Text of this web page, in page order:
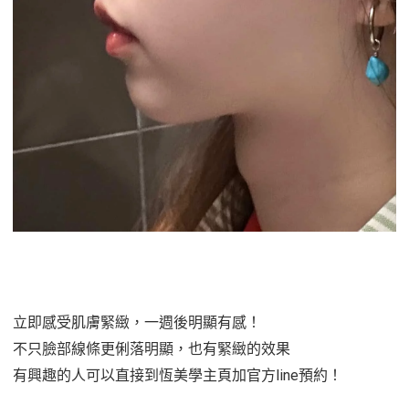
立即感受肌膚緊緻，一週後明顯有感！
不只臉部線條更俐落明顯，也有緊緻的效果
有興趣的人可以直接到恆美學主頁加官方line預約！